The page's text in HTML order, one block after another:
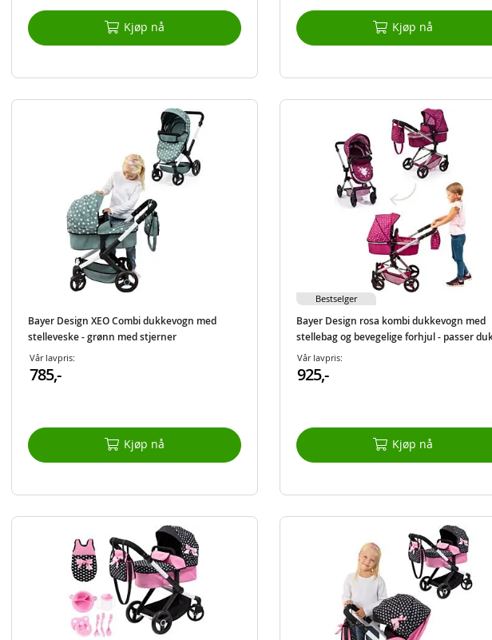
Kjøp nå Kjøp nå
Bayer Design XEO Combi dukkevogn med
stelleveske - grønn med stjerner
Vår lavpris:
785,-
Kjøp nå
Bayer Design rosa kombi dukkevogn med
stellebag og bevegelige forhjul - passer
52 cm
Vår lavpris:
925,-
Kjøp nå
Bestselger